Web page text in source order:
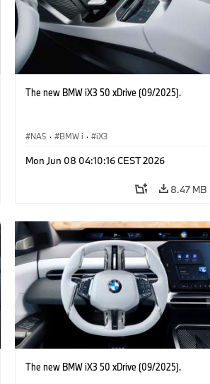
The new BMW iX3 50 xDrive (09/2025).
NA5 · BMW i · iX3
Mon Jun 08 04:10:16 CEST 2026
8.47 MB
The new BMW iX3 50 xDrive (09/2025).